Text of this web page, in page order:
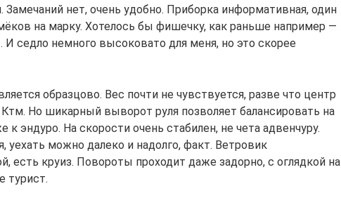
нет, очень удобно. Приборка информативная, один
на марку. Хотелось бы фишечку, как раньше например —
И седло немного высоковато для меня, но это скорее
образцово. Вес почти не чувствуется, разве что центр
Но шикарный выворот руля позволяет балансировать на
к эндуро. На скорости очень стабилен, не чета адвенчуру.
уехать можно далеко и надолго, факт. Ветровик
есть круиз. Повороты проходит даже задорно, с оглядкой на
турист.